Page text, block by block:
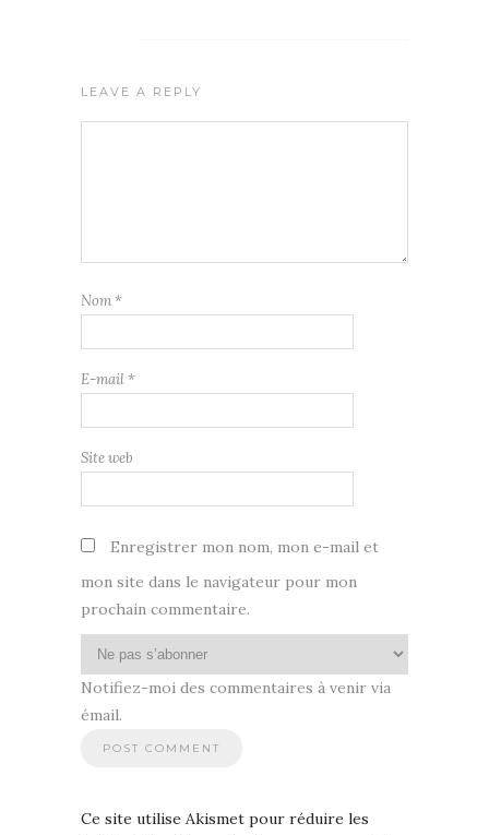
LEAVE A REPLY
Nom *
E-mail *
Site web
Enregistrer mon nom, mon e-mail et
mon site dans le navigateur pour mon
prochain commentaire.
Notifiez-moi des commentaires à venir via
émail.
Ce site utilise Akismet pour réduire les